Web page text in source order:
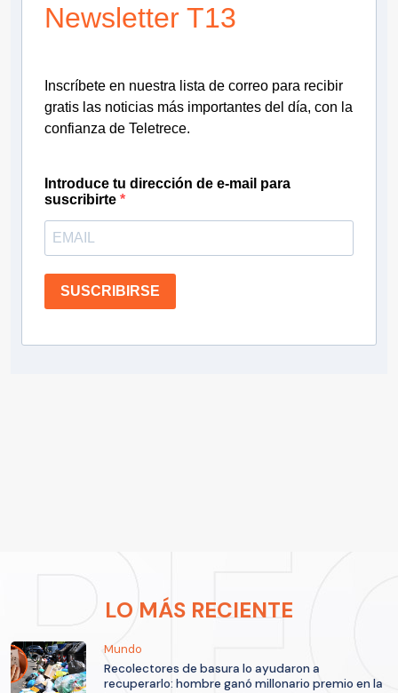
Newsletter T13
Inscríbete en nuestra lista de correo para recibir
gratis las noticias más importantes del día, con la
confianza de Teletrece.
Introduce tu dirección de e-mail para
suscribirte
SUSCRIBIRSE
LO MÁS RECIENTE
Mundo
Recolectores de basura lo ayudaron a
recuperarlo: hombre ganó millonario premio en la